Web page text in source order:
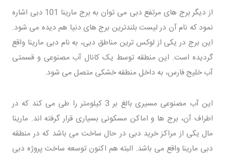
از دیگر برج های مرتفع دبی می توان به برج مارینا 101 دبی اشاره
نمود که نام آن در لیست بلندترین برج های دنیا هم دیده می شود.
این برج در یکی از لوکس ترین مناطق دبی، به نام دبی مارینا واقع
گردیده است. این منطقه توسط یک کانال آب مصنوعی و قسمتی
آب خلیج فارس، به داخل منطقه خشکی متصل می شود.
این آب مصنوعی مسیری بالغ بر 3 کیلومتر را طی می کند که در
اطراف آن، برج ها و اماکن مسکونی بسیاری قرار گرفته اند. مارینا
مال یکی از مراکز خرید دبی در حال ساخت می باشد که در منطقه
دبی مارینا واقع می باشد. البته هم اکنون توسعه ساخت پروژه دبی